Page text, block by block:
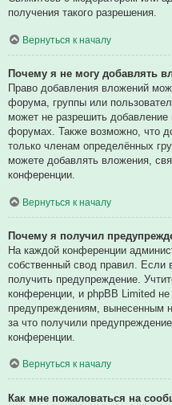
получения такого разрешения.
Вернуться к началу
Почему я не могу добавлять
Право добавления вложений
форума, группы или
может не разрешить
форумах. Также возможно, что
только членам определённых
можете добавлять вложения,
конференции.
Вернуться к началу
Почему я получил
На каждой конференции
собственный свод правил.
получить предупреждение.
конференции, и phpBB Limited не
предупреждениям, вынесенным
за что получили
конференции.
Вернуться к началу
Как мне пожаловаться на